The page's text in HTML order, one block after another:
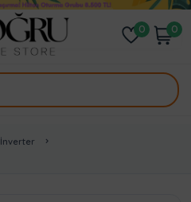
0 0
İnverter